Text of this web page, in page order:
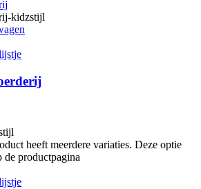
heeft meerdere variaties. Deze optie
de productpagina